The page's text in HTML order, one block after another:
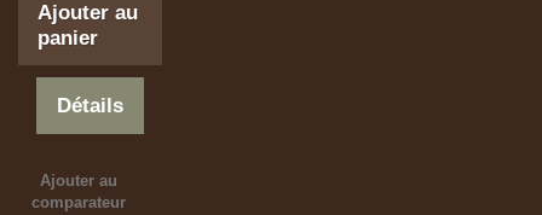
Ajouter au
panier
Détails
Ajouter au
comparateur